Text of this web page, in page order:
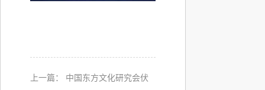
上一篇：
中国东方文化研究会伏